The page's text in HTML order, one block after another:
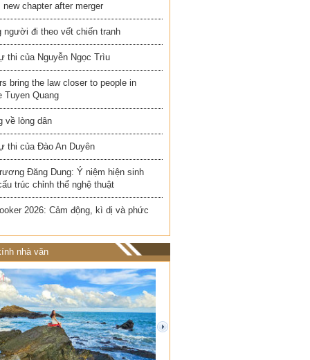
new chapter after merger
người đi theo vết chiến tranh
thi của Nguyễn Ngọc Trìu
bring the law closer to people in
Tuyen Quang
về lòng dân
thi của Đào An Duyên
Đăng Dung: Ý niệm hiện sinh
trúc chỉnh thể nghệ thuật
2026: Cảm động, kì dị và phức
nhà văn
next